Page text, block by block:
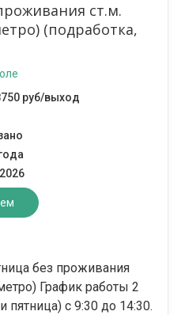
ст.м.
(подработка,
руб/выход
без проживания
График работы 2
с 9:30 до 14:30.